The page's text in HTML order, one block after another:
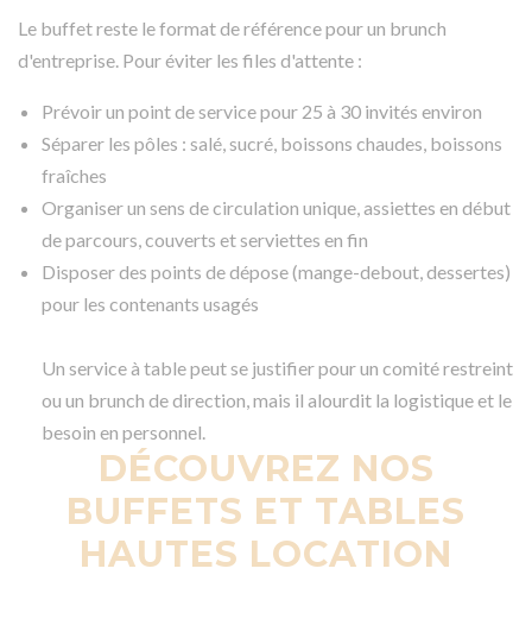
Le buffet reste le format de référence pour un brunch
d'entreprise. Pour éviter les files d'attente :
Prévoir un point de service pour 25 à 30 invités environ
Séparer les pôles : salé, sucré, boissons chaudes, boissons
fraîches
Organiser un sens de circulation unique, assiettes en début
de parcours, couverts et serviettes en fin
Disposer des points de dépose (mange-debout, dessertes)
pour les contenants usagés
Un service à table peut se justifier pour un comité restreint
ou un brunch de direction, mais il alourdit la logistique et le
besoin en personnel.
DÉCOUVREZ NOS
BUFFETS ET TABLES
HAUTES LOCATION